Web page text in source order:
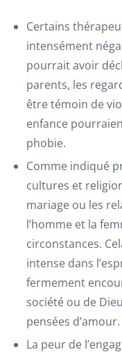
Certains
intensément
pourrait avoir
parents, les
être témoin de
enfance
phobie.
Comme indiqué
cultures et
mariage ou les
l’homme et la
circonstances.
intense dans
fermement
société ou de
pensées d’amour.
La peur de